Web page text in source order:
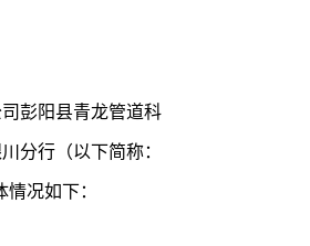
彭阳县青龙管道科
分行（以下简称：
况如下：